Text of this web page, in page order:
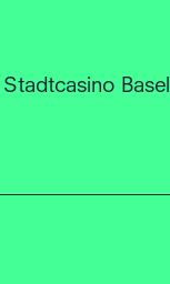
Basel